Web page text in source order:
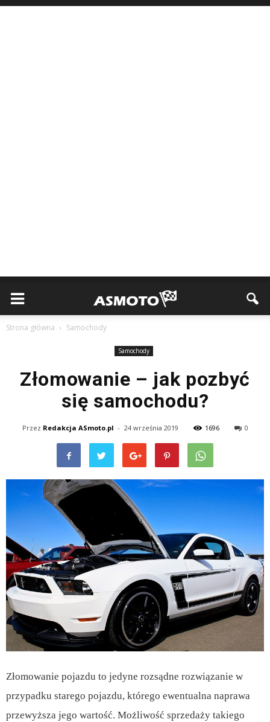
Strona główna Samochody
Samochody
Złomowanie – jak pozbyć
się samochodu?
Przez Redakcja ASmoto.pl - 24 września 2019 1696 0
Złomowanie pojazdu to jedyne rozsądne rozwiązanie w
przypadku starego pojazdu, którego ewentualna naprawa
przewyższa jego wartość. Możliwość sprzedaży takiego